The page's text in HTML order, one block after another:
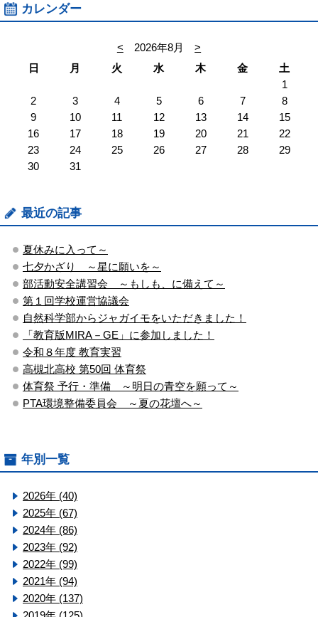
カレンダー
< 2026年8月
>
日
月 火 水 木 金
土
1
2
3 4 5 6 7
8
9
10 11 12 13 14
15
16
17 18 19 20 21
22
23
24 25 26 27 28
29
30
31
最近の記事
夏休みに入って～
七夕かざり ～星に願いを～
部活動安全講習会 ～もしも、に備えて～
第１回学校運営協議会
自然科学部からジャガイモをいただきました！
「教育版MIRA－GE」に参加しました！
令和８年度 教育実習
高槻北高校 第50回 体育祭
体育祭 予行・準備 ～明日の青空を願って～
PTA環境整備委員会 ～夏の花壇へ～
年別一覧
2026年 (40)
2025年 (67)
2024年 (86)
2023年 (92)
2022年 (99)
2021年 (94)
2020年 (137)